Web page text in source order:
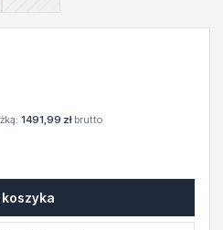
1491,99 złbrutto
koszyka